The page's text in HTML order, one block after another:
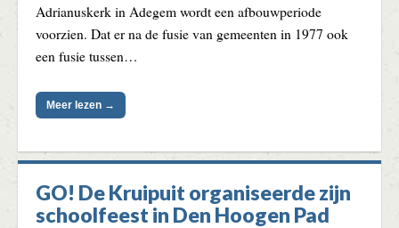
Adrianuskerk in Adegem wordt een afbouwperiode
voorzien. Dat er na de fusie van gemeenten in 1977 ook
een fusie tussen…
Meer lezen →
GO! De Kruipuit organiseerde zijn
schoolfeest in Den Hoogen Pad